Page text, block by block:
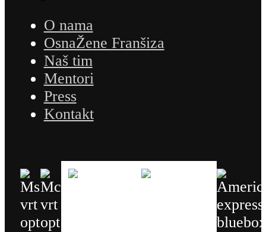
O nama
OsnaŽene Franšiza
Naš tim
Mentori
Press
Kontakt